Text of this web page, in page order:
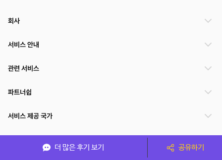
더 많은 후기 보기 공유하기
회사
서비스 안내
관련 서비스
파트너쉽
서비스 제공 국가
(주)NSPACE 사업자정보